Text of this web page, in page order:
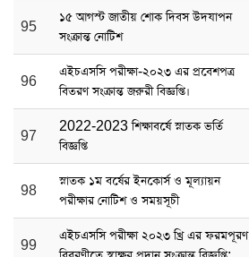
95
১৫ আগস্ট জাতীয় শোক দিবস ‍উদযাপন
সংক্রান্ত নোটিশ
96
এইচএসসি পরীক্ষা-২০২৩ এর প্রবেশপত্র
বিতরণ সংক্রান্ত জরুরী বিজ্ঞপ্তি।
97
2022-2023 শিক্ষাবর্ষে স্নাতক ভর্তি
বিজ্ঞপ্তি
98
স্নাতক ১ম বর্ষের ‍ইনকোর্স ও মূল্যায়ন
পরীক্ষার নোটিশ ও সময়সূচী
99
এইচএসসি পরীক্ষা ২০২৩ খ্রি এর ফরমপূরণ